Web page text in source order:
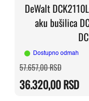
DeWalt
aku bušilica
Dostupno odmah
57.657,00RSDOriginalna
cena
bila:
36.320,00RSD
Trenutna
cena